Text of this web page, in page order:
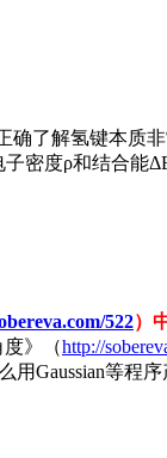
确了解氢键本质
密度ρ和结合能
522）
》（http://
Gaussian等程